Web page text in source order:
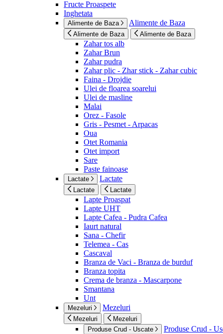
Fructe Proaspete
Inghetata
Alimente de Baza Alimente de Baza
Alimente de Baza Alimente de Baza
Zahar tos alb
Zahar Brun
Zahar pudra
Zahar plic - Zhar stick - Zahar cubic
Faina - Drojdie
Ulei de floarea soarelui
Ulei de masline
Malai
Orez - Fasole
Gris - Pesmet - Arpacas
Oua
Otet Romania
Otet import
Sare
Paste fainoase
Lactate Lactate
Lactate Lactate
Lapte Proaspat
Lapte UHT
Lapte Cafea - Pudra Cafea
Iaurt natural
Sana - Chefir
Telemea - Cas
Cascaval
Branza de Vaci - Branza de burduf
Branza topita
Crema de branza - Mascarpone
Smantana
Unt
Mezeluri Mezeluri
Mezeluri
Mezeluri
Produse Crud - Uscate
Produse Crud -